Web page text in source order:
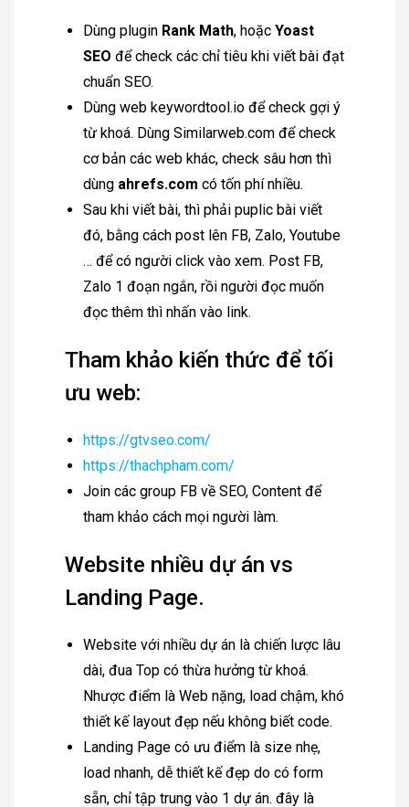
Dùng plugin Rank Math, hoặc Yoast
SEO để check các chỉ tiêu khi viết bài đạt
chuẩn SEO.
Dùng web keywordtool.io để check gợi ý
từ khoá. Dùng Similarweb.com để check
cơ bản các web khác, check sâu hơn thì
dùng ahrefs.com có tốn phí nhiều.
Sau khi viết bài, thì phải puplic bài viết
đó, bằng cách post lên FB, Zalo, Youtube
… để có người click vào xem. Post FB,
Zalo 1 đoạn ngắn, rồi người đọc muốn
đọc thêm thì nhấn vào link.
Tham khảo kiến thức để tối
ưu web:
https://gtvseo.com/
https://thachpham.com/
Join các group FB về SEO, Content để
tham khảo cách mọi người làm.
Website nhiều dự án vs
Landing Page.
Website với nhiều dự án là chiến lược lâu
dài, đua Top có thừa hưởng từ khoá.
Nhược điểm là Web nặng, load chậm, khó
thiết kế layout đẹp nếu không biết code.
Landing Page có ưu điểm là size nhẹ,
load nhanh, dễ thiết kế đẹp do có form
sẵn, chỉ tập trung vào 1 dự án. đây là